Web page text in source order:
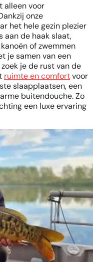
alleen voor
onze
het hele gezin plezier
aan de haak slaat,
of zwemmen
je samen van een
je de rust van de
ruimte en comfortvoor
slaapplaatsen, een
buitendouche. Zo
een luxe ervaring